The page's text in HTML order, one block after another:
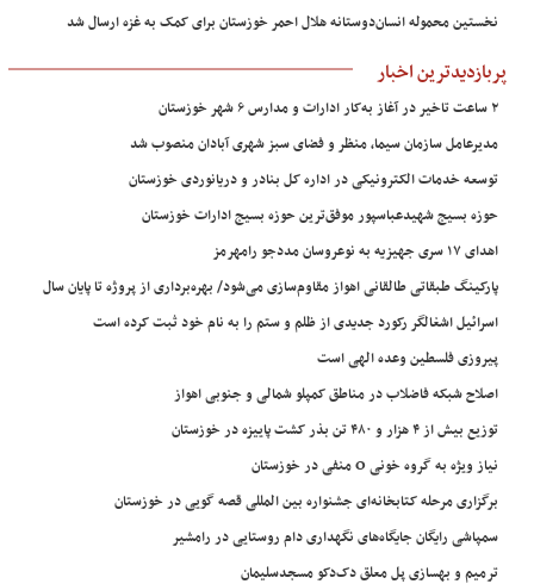
نخستین محموله انسان‌دوستانه هلال احمر خوزستان برای کمک به غزه ارسال شد
پربازدیدترین اخبار
۲ ساعت تاخیر در آغاز به‌کار ادارات و مدارس ۶ شهر خوزستان
مدیرعامل سازمان سیما، منظر و فضای سبز شهری آبادان منصوب شد
توسعه خدمات الکترونیکی در اداره کل بنادر و دریانوردی خوزستان
حوزه بسیج شهیدعباسپور موفق‌ترین حوزه بسیج ادارات خوزستان
اهدای ۱۷ سری جهیزیه به نوعروسان مددجو رامهرمز
پارکینگ طبقاتی طالقانی اهواز مقاوم‌سازی می‌شود/ بهره‌برداری از پروژه تا پایان سال
اسرائیل اشغالگر رکورد جدیدی از ظلم و ستم را به نام خود ثبت کرده است
پیروزی فلسطین وعده الهی است
اصلاح شبکه فاضلاب در مناطق کمپلو شمالی و جنوبی اهواز
توزیع بیش از ۴ هزار و ۴۸۰ تن بذر کشت پاییزه در خوزستان
نیاز ویژه به گروه خونی O منفی در خوزستان
برگزاری مرحله کتابخانه‌ای جشنواره بین المللی قصه گویی در خوزستان
سمپاشی رایگان جایگاه‌های نگهداری دام روستایی در رامشیر
ترمیم و بهسازی پل معلق دک‌دکو مسجدسلیمان